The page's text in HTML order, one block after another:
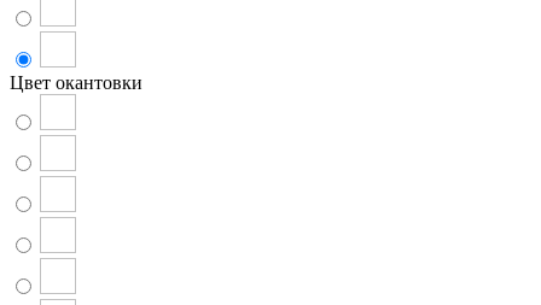
Цвет окантовки